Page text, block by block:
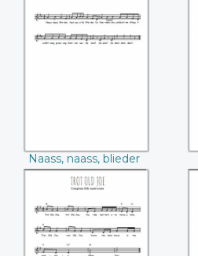
Naass, naass,
Naass, naass, blieder
Trot old Joe